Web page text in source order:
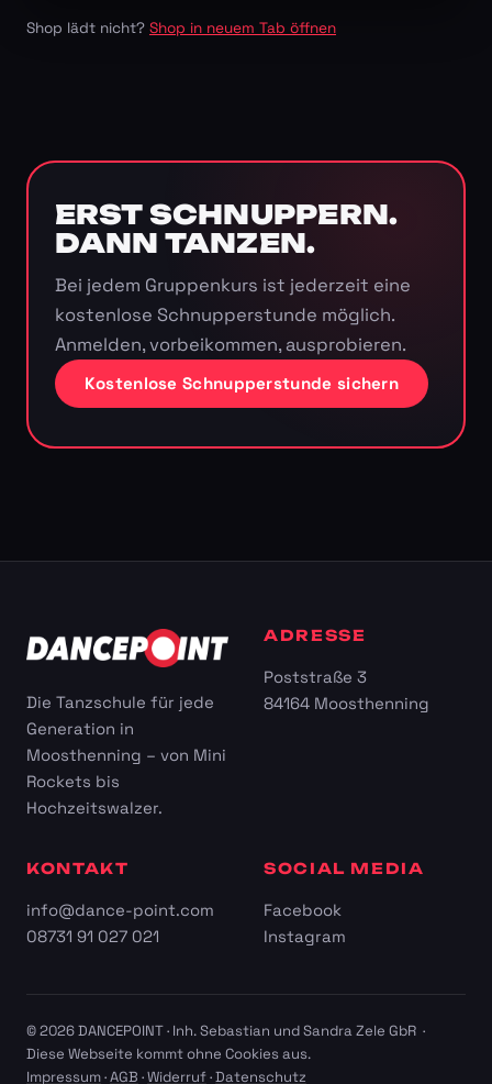
Shop lädt nicht? Shop in neuem Tab öffnen
ERST SCHNUPPERN.
DANN TANZEN.
Bei jedem Gruppenkurs ist jederzeit eine
kostenlose Schnupperstunde möglich.
Anmelden, vorbeikommen, ausprobieren.
Kostenlose Schnupperstunde sichern
Die Tanzschule für jede
Generation in
Moosthenning – von Mini
Rockets bis
Hochzeitswalzer.
ADRESSE
Poststraße 3
84164 Moosthenning
KONTAKT
info@dance-point.com
08731 91 027 021
SOCIAL MEDIA
Facebook
Instagram
© 2026 DANCEPOINT · Inh. Sebastian und Sandra Zele GbR ·
Diese Webseite kommt ohne Cookies aus.
Impressum·AGB ·Widerruf·Datenschutz